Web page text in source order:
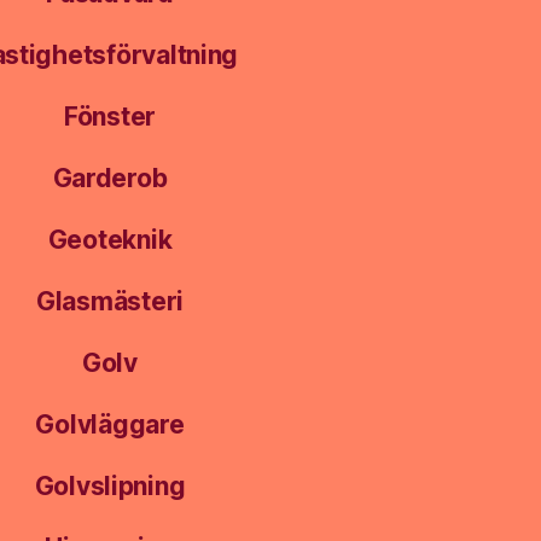
Fönster
Garderob
Geoteknik
Glasmästeri
Golv
Golvläggare
Golvslipning